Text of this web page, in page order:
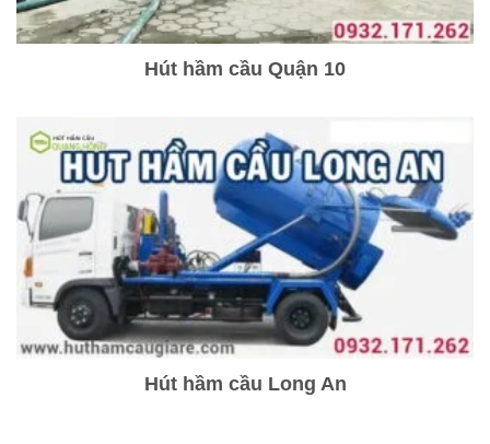
Hút hầm cầu Quận 10
Hút hầm cầu Long An